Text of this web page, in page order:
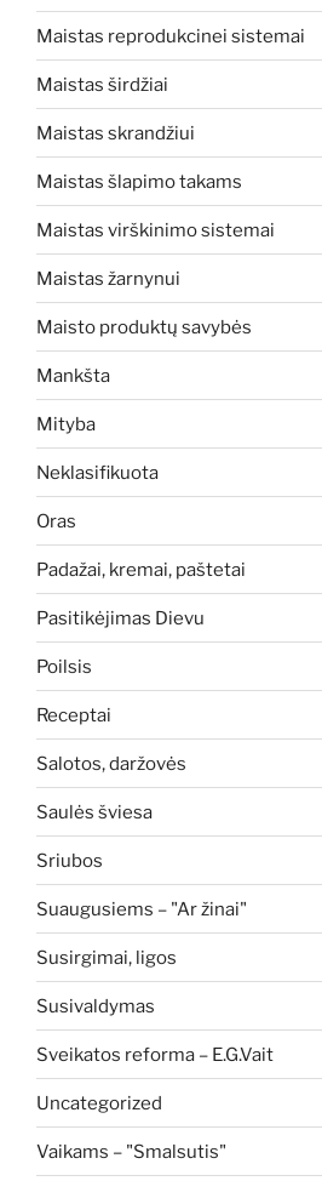
Maistas reprodukcinei sistemai
Maistas širdžiai
Maistas skrandžiui
Maistas šlapimo takams
Maistas virškinimo sistemai
Maistas žarnynui
Maisto produktų savybės
Mankšta
Mityba
Neklasifikuota
Oras
Padažai, kremai, paštetai
Pasitikėjimas Dievu
Poilsis
Receptai
Salotos, daržovės
Saulės šviesa
Sriubos
Suaugusiems – "Ar žinai"
Susirgimai, ligos
Susivaldymas
Sveikatos reforma – E.G.Vait
Uncategorized
Vaikams – "Smalsutis"